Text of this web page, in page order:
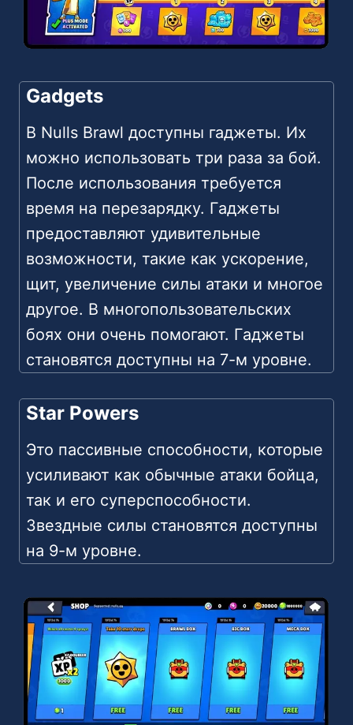
Gadgets
В Nulls Brawl доступны гаджеты. Их
можно использовать три раза за бой.
После использования требуется
время на перезарядку. Гаджеты
предоставляют удивительные
возможности, такие как ускорение,
щит, увеличение силы атаки и многое
другое. В многопользовательских
боях они очень помогают. Гаджеты
становятся доступны на 7-м уровне.
Star Powers
Это пассивные способности, которые
усиливают как обычные атаки бойца,
так и его суперспособности.
Звездные силы становятся доступны
на 9-м уровне.